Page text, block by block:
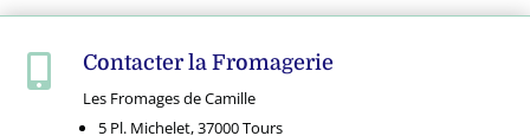
 Contacter la Fromagerie
Les Fromages de Camille
5 Pl. Michelet, 37000 Tours